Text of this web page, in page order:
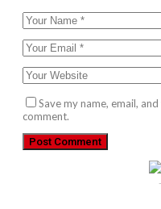
Save my name, email,
comment.